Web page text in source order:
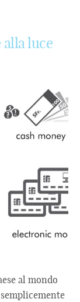
luce
al mondo